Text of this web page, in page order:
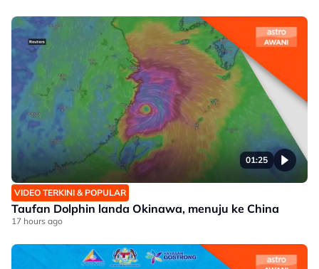
01:25
VIDEO TERKINI & POPULAR
Taufan Dolphin landa Okinawa, menuju ke China
17 hours ago